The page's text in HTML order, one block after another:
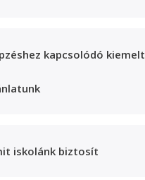
kapcsolódó kiemelt
iskolánk biztosít